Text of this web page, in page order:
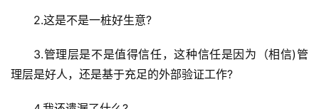
2.这是不是一桩好生意?
3.管理层是不是值得信任，这种信任是因为（相信)管
理层是好人，还是基于充足的外部验证工作?